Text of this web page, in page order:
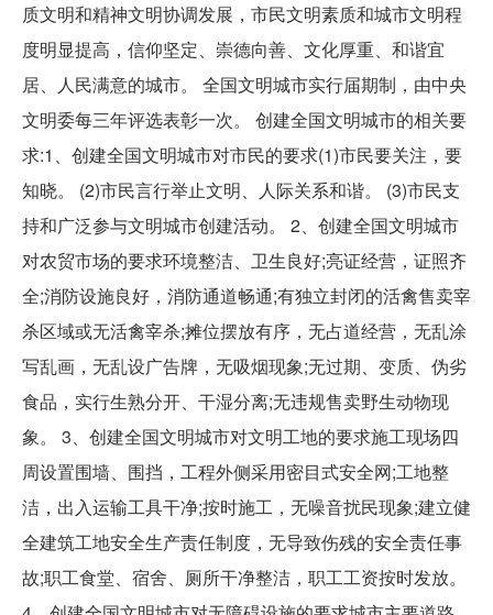
质文明和精神文明协调发展，市民文明素质和城市文明程
度明显提高，信仰坚定、崇德向善、文化厚重、和谐宜
居、人民满意的城市。 全国文明城市实行届期制，由中央
文明委每三年评选表彰一次。 创建全国文明城市的相关要
求:1、创建全国文明城市对市民的要求(1)市民要关注，要
知晓。 (2)市民言行举止文明、人际关系和谐。 (3)市民支
持和广泛参与文明城市创建活动。 2、创建全国文明城市
对农贸市场的要求环境整洁、卫生良好;亮证经营，证照齐
全;消防设施良好，消防通道畅通;有独立封闭的活禽售卖宰
杀区域或无活禽宰杀;摊位摆放有序，无占道经营，无乱涂
写乱画，无乱设广告牌，无吸烟现象;无过期、变质、伪劣
食品，实行生熟分开、干湿分离;无违规售卖野生动物现
象。 3、创建全国文明城市对文明工地的要求施工现场四
周设置围墙、围挡，工程外侧采用密目式安全网;工地整
洁，出入运输工具干净;按时施工，无噪音扰民现象;建立健
全建筑工地安全生产责任制度，无导致伤残的安全责任事
故;职工食堂、宿舍、厕所干净整洁，职工工资按时发放。